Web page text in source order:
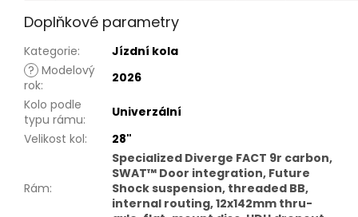
Doplňkové parametry
Kategorie:
Jízdní kola
? Modelový
rok:
2026
Kolo podle
typu rámu:
Univerzální
Velikost kol: 28"
Rám:
Specialized Diverge FACT 9r carbon,
SWAT™ Door integration, Future
Shock suspension, threaded BB,
internal routing, 12x142mm thru-